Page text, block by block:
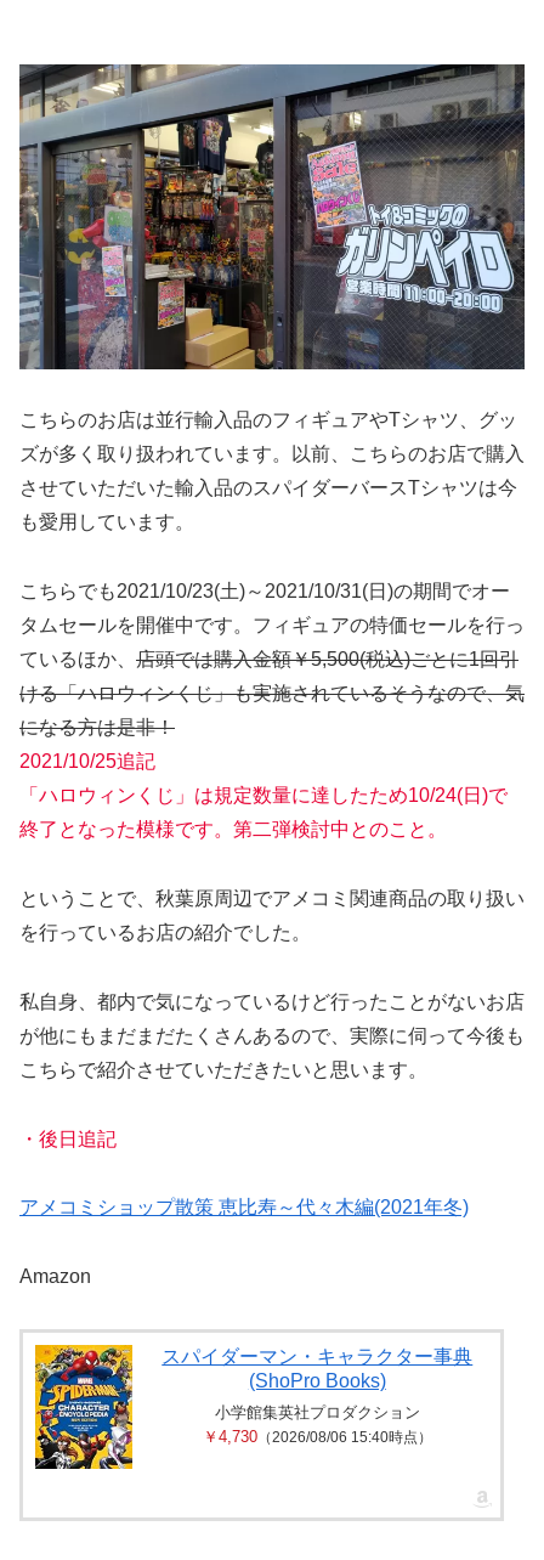
こちらのお店は並行輸入品のフィギュアやTシャツ、グッ
ズが多く取り扱われています。以前、こちらのお店で購入
させていただいた輸入品のスパイダーバースTシャツは今
も愛用しています。
こちらでも2021/10/23(土)～2021/10/31(日)の期間でオー
タムセールを開催中です。フィギュアの特価セールを行っ
ているほか、 店頭では購入金額￥5,500(税込)ごとに1回引
ける「ハロウィンくじ」も実施されているそうなので、気
になる方は是非！
2021/10/25追記
「ハロウィンくじ」は規定数量に達したため10/24(日)で
終了となった模様です。第二弾検討中とのこと。
ということで、秋葉原周辺でアメコミ関連商品の取り扱い
を行っているお店の紹介でした。
私自身、都内で気になっているけど行ったことがないお店
が他にもまだまだたくさんあるので、実際に伺って今後も
こちらで紹介させていただきたいと思います。
・後日追記
アメコミショップ散策 恵比寿～代々木編(2021年冬)
Amazon
スパイダーマン・キャラクター事典
(ShoPro Books)
小学館集英社プロダクション
￥4,730（2026/08/06 15:40時点）